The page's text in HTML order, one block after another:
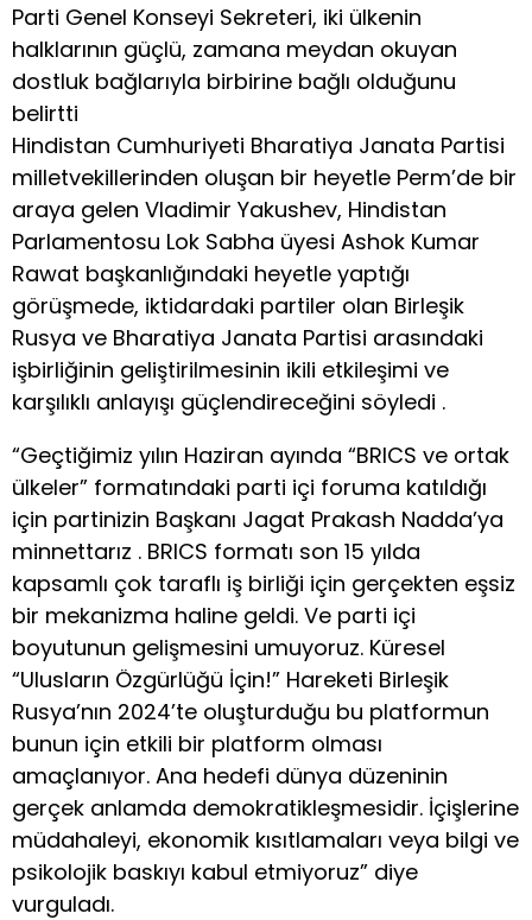
Parti Genel Konseyi Sekreteri, iki ülkenin
halklarının güçlü, zamana meydan okuyan
dostluk bağlarıyla birbirine bağlı olduğunu
belirtti
Hindistan Cumhuriyeti Bharatiya Janata Partisi
milletvekillerinden oluşan bir heyetle Perm’de bir
araya gelen Vladimir Yakushev, Hindistan
Parlamentosu Lok Sabha üyesi Ashok Kumar
Rawat başkanlığındaki heyetle yaptığı
görüşmede, iktidardaki partiler olan Birleşik
Rusya ve Bharatiya Janata Partisi arasındaki
işbirliğinin geliştirilmesinin ikili etkileşimi ve
karşılıklı anlayışı güçlendireceğini söyledi .
“Geçtiğimiz yılın Haziran ayında “BRICS ve ortak
ülkeler” formatındaki parti içi foruma katıldığı
için partinizin Başkanı Jagat Prakash Nadda’ya
minnettarız . BRICS formatı son 15 yılda
kapsamlı çok taraflı iş birliği için gerçekten eşsiz
bir mekanizma haline geldi. Ve parti içi
boyutunun gelişmesini umuyoruz. Küresel
“Ulusların Özgürlüğü İçin!” Hareketi Birleşik
Rusya’nın 2024’te oluşturduğu bu platformun
bunun için etkili bir platform olması
amaçlanıyor. Ana hedefi dünya düzeninin
gerçek anlamda demokratikleşmesidir. İçişlerine
müdahaleyi, ekonomik kısıtlamaları veya bilgi ve
psikolojik baskıyı kabul etmiyoruz” diye
vurguladı.